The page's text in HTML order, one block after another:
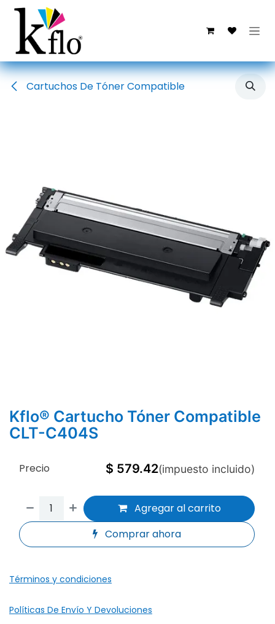
Ir al contenido
Cartuchos De Tóner Compatible
Kflo® Cartucho Tóner Compatible
CLT-C404S
Agregar al carrito
Comprar ahora
Precio $ 579.42(impuesto incluido)
Términos y condiciones
Políticas De Envío Y Devoluciones